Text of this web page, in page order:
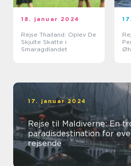
18. januar 2024
Rejse Thailand: Oplev De
Skjulte Skatte i
Smaragdlandet
17. januar 2024
Rejse til Maldiverne: En
paradisdestination for
rejsende